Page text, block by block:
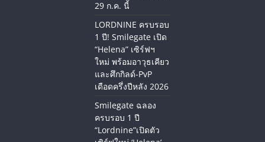
29 ก.ค. นี้
LORDNINE ครบรอบ
1 ปี! Smilegate เปิด
“Helena” เซิร์ฟฯ
ใหม่ พร้อมอาวุธเคียว
และศึกกิลด์-PvP
เดือดครึ่งปีหลัง 2026
Smilegate ฉลอง
ครบรอบ 1 ปี
“Lordnine”เปิดตัว